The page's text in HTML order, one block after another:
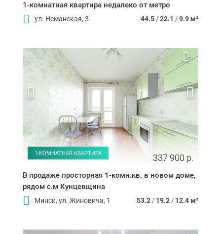
1-комнатная квартира недалеко от метро
ул. Неманская, 3 44.5/22.1 /9.9 м²
1-КОМНАТНАЯ КВАРТИРА 337 900 р.
В продаже просторная 1-комн.кв. в новом доме,
рядом с.м Кунцевщина
Минск, ул. Жиновича, 1 53.2/ 19.2/ 12.4 м²